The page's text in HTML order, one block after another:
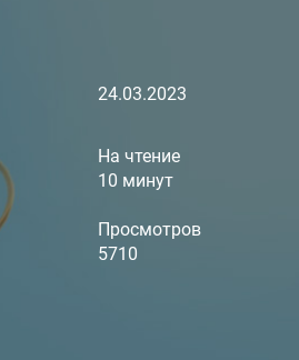
24.03.2023
На чтение
10 минут
Просмотров
5710